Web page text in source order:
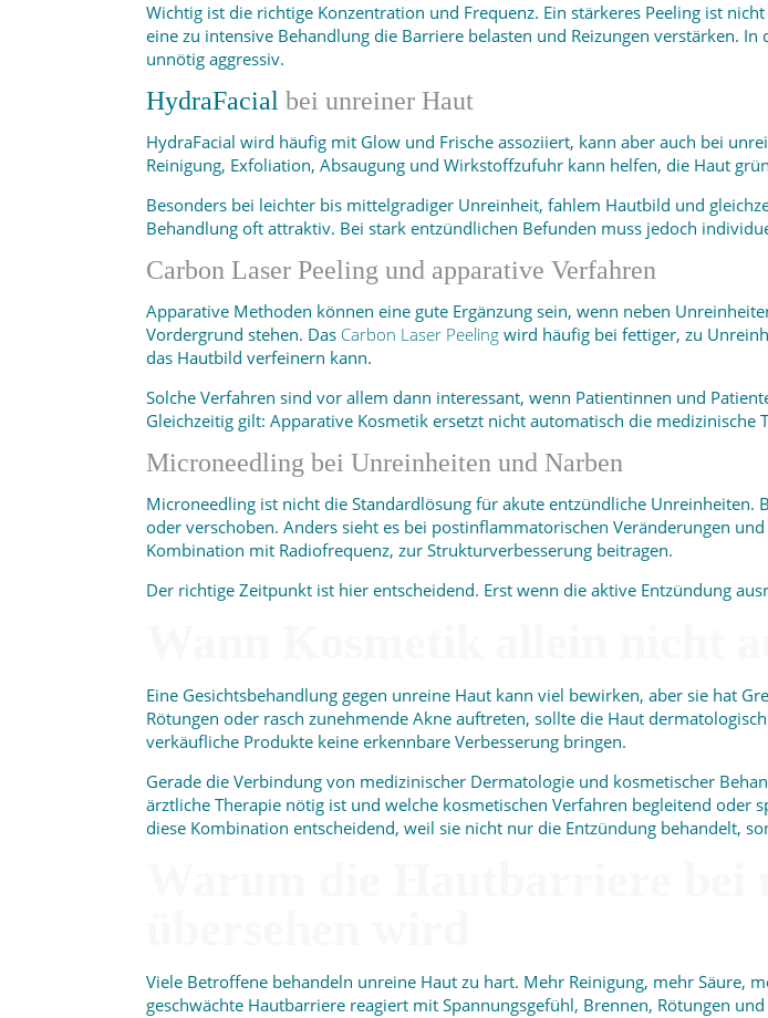
Wichtig ist die richtige Konzentration und Frequenz. Ein stärkeres Peeling ist
eine zu intensive Behandlung die Barriere belasten und Reizungen verstärken.
unnötig aggressiv.
HydraFacial bei unreiner Haut
HydraFacial wird häufig mit Glow und Frische assoziiert, kann aber auch bei
Reinigung, Exfoliation, Absaugung und Wirkstoffzufuhr kann helfen, die Haut
Besonders bei leichter bis mittelgradiger Unreinheit, fahlem Hautbild und
Behandlung oft attraktiv. Bei stark entzündlichen Befunden muss jedoch
Carbon Laser Peeling und apparative Verfahren
Apparative Methoden können eine gute Ergänzung sein, wenn neben
Vordergrund stehen. Das Carbon Laser Peeling wird häufig bei fettiger, zu
das Hautbild verfeinern kann.
Solche Verfahren sind vor allem dann interessant, wenn Patientinnen und
Gleichzeitig gilt: Apparative Kosmetik ersetzt nicht automatisch die
Microneedling bei Unreinheiten und Narben
Microneedling ist nicht die Standardlösung für akute entzündliche Unreinheiten.
oder verschoben. Anders sieht es bei postinflammatorischen Veränderungen
Kombination mit Radiofrequenz, zur Strukturverbesserung beitragen.
Der richtige Zeitpunkt ist hier entscheidend. Erst wenn die aktive Entzündung
Eine Gesichtsbehandlung gegen unreine Haut kann viel bewirken, aber sie hat
Rötungen oder rasch zunehmende Akne auftreten, sollte die Haut
verkäufliche Produkte keine erkennbare Verbesserung bringen.
Gerade die Verbindung von medizinischer Dermatologie und kosmetischer
ärztliche Therapie nötig ist und welche kosmetischen Verfahren begleitend oder
diese Kombination entscheidend, weil sie nicht nur die Entzündung behandelt,
Viele Betroffene behandeln unreine Haut zu hart. Mehr Reinigung, mehr Säure,
geschwächte Hautbarriere reagiert mit Spannungsgefühl, Brennen, Rötungen